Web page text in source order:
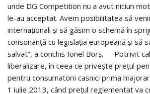
unde DG Competition nu a avut niciun
le-au acceptat. Avem posibilitatea să
internaționali și să găsim o schemă în
consonanță cu legislația europeană și să
salvat”, a conchis Ionel Borș. Potrivit
liberalizare, în ceea ce privește prețul
pentru consumatorii casnici prima
1 iulie 2013, când prețul reglementat va